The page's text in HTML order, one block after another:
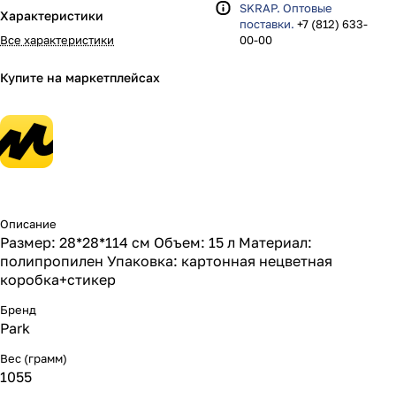
Характеристики
Все характеристики
Купите на маркетплейсах
SKRAP. Оптовые
поставки. +7 (812) 633-
00-00
Описание
Размер: 28*28*114 см Объем: 15 л Материал:
полипропилен Упаковка: картонная нецветная
коробка+стикер
Бренд
Park
Вес (грамм)
1055